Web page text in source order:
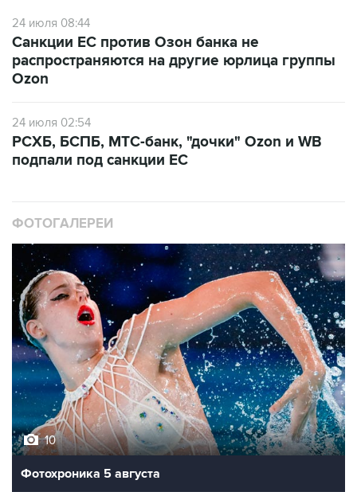
24 июля 08:44
Санкции ЕС против Озон банка не
распространяются на другие юрлица группы
Ozon
24 июля 02:54
РСХБ, БСПБ, МТС-банк, "дочки" Ozon и WB
подпали под санкции ЕС
ФОТОГАЛЕРЕИ
10
Фотохроника 5 августа